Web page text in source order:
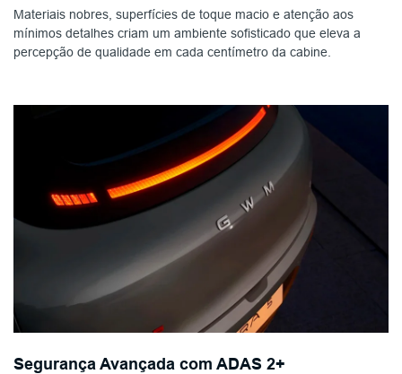
Materiais nobres, superfícies de toque macio e atenção aos
mínimos detalhes criam um ambiente sofisticado que eleva a
percepção de qualidade em cada centímetro da cabine.
Segurança Avançada com ADAS 2+